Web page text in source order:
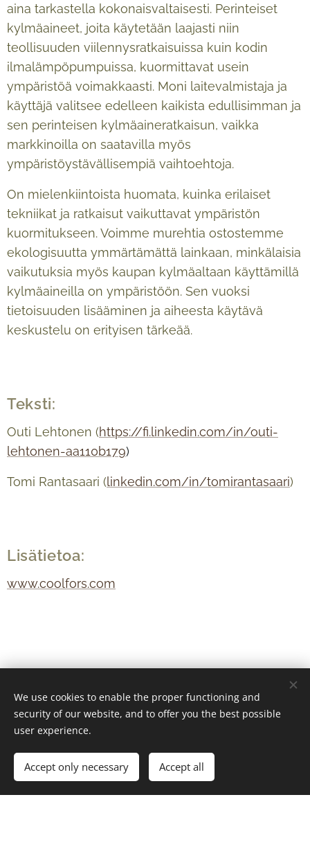
aina tarkastella kokonaisvaltaisesti. Perinteiset
kylmäaineet, joita käytetään laajasti niin
teollisuuden viilennysratkaisuissa kuin kodin
ilmalämpöpumpuissa, kuormittavat usein
ympäristöä voimakkaasti. Moni laitevalmistaja ja
käyttäjä valitsee edelleen kaikista edullisimman ja
sen perinteisen kylmäaineratkaisun, vaikka
markkinoilla on saatavilla myös
ympäristöystävällisempiä vaihtoehtoja.
On mielenkiintoista huomata, kuinka erilaiset
tekniikat ja ratkaisut vaikuttavat ympäristön
kuormitukseen. Voimme murehtia ostostemme
ekologisuutta ymmärtämättä lainkaan, minkälaisia
vaikutuksia myös kaupan kylmäaltaan käyttämillä
kylmäaineilla on ympäristöön. Sen vuoksi
tietoisuuden lisääminen ja aiheesta käytävä
keskustelu on erityisen tärkeää.
Teksti:
Outi Lehtonen (https://fi.linkedin.com/in/outi-
lehtonen-aa110b179)
Tomi Rantasaari (linkedin.com/in/tomirantasaari)
Lisätietoa:
www.coolfors.com
© 2024 Kaikki oikeudet pidätetään
Copyright Skyline Legal Oy 2026 Cookies
We use cookies to enable the proper functioning and
security of our website, and to offer you the best possible
user experience.
Accept only necessary Accept all